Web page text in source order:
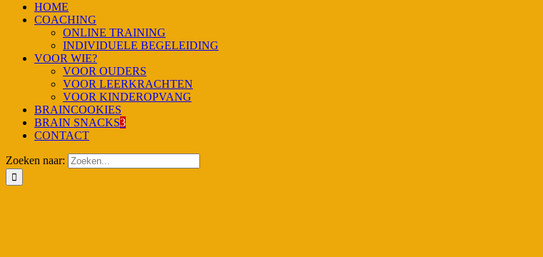
HOME
COACHING
ONLINE TRAINING
INDIVIDUELE BEGELEIDING
VOOR WIE?
VOOR OUDERS
VOOR LEERKRACHTEN
VOOR KINDEROPVANG
BRAINCOOKIES
BRAIN SNACKS3
CONTACT
Zoeken naar: